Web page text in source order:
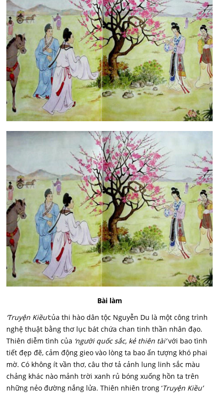
Bài làm
‘Truyện Kiều’của thi hào dân tộc Nguyễn Du là một công trình
nghệ thuật bằng thơ lục bát chứa chan tinh thần nhân đạo.
Thiên diễm tình của ‘người quốc sắc, kẻ thiên tài’với bao tình
tiết đẹp đẽ, cảm động gieo vào lòng ta bao ấn tượng khó phai
mờ. Có không ít vần thơ, câu thơ tả cảnh lung linh sắc màu
chảng khác nào mảnh trời xanh rủ bóng xuống hồn ta trên
những nẻo đường nắng lửa. Thiên nhiên trong ‘Truyện Kiều’